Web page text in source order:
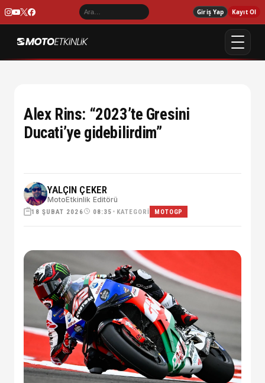
Giriş Yap Kayıt Ol
Alex Rins: “2023’te Gresini
Ducati’ye gidebilirdim”
YALÇIN ÇEKER
MotoEtkinlik Editörü
18 ŞUBAT 2026 08:35 • KATEGORI MOTOGP